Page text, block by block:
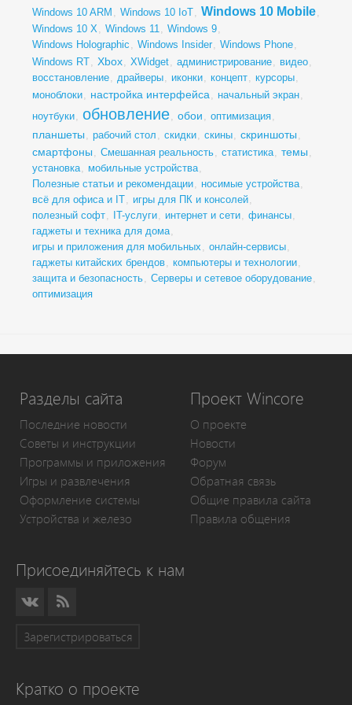
Windows 10 ARM , Windows 10 IoT, Windows 10 Mobile,
Windows 10 X, Windows 11, Windows 9,
Windows Holographic , Windows Insider, Windows Phone,
Windows RT, Xbox, XWidget, администрирование, видео,
восстановление, драйверы, иконки, концепт, курсоры,
моноблоки, настройка интерфейса, начальный экран,
ноутбуки, обновление, обои , оптимизация,
планшеты , рабочий стол , скидки, скины, скриншоты ,
смартфоны , Смешанная реальность, статистика, темы ,
установка, мобильные устройства,
Полезные статьи и рекомендации, носимые устройства,
всё для офиса и IT, игры для ПК и консолей,
полезный софт, IT-услуги, интернет и сети, финансы,
гаджеты и техника для дома,
игры и приложения для мобильных , онлайн-сервисы,
гаджеты китайских брендов, компьютеры и технологии,
защита и безопасность, Серверы и сетевое оборудование,
оптимизация
Разделы сайта
Последние новости
Советы и инструкции
Программы и приложения
Игры и развлечения
Оформление системы
Устройства и железо
Проект Wincore
О проекте
Новости
Форум
Обратная связь
Общие правила сайта
Правила общения
Присоединяйтесь к нам
Зарегистрироваться
Кратко о проекте